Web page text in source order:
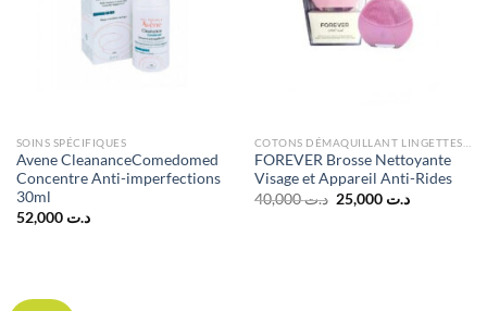
SOINS SPÉCIFIQUES
Avene CleananceComedomed
Concentre Anti-imperfections
30ml
د.ت 52,000
FOREVER Brosse Nettoyante
Visage et Appareil Anti-Rides
د.ت40,000
Le
prix
د.ت 25,000
Le